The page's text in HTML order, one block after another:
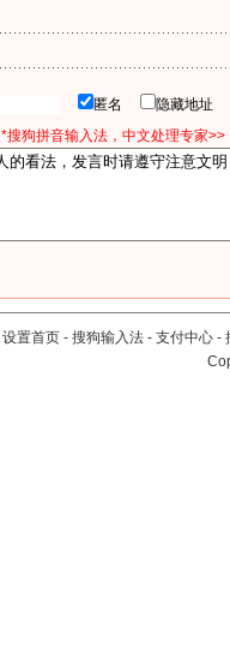
匿名 隐藏地址
*搜狗拼音输入法，中文处理专家>>
设置首页 - 搜狗输入法 - 支付中心 -